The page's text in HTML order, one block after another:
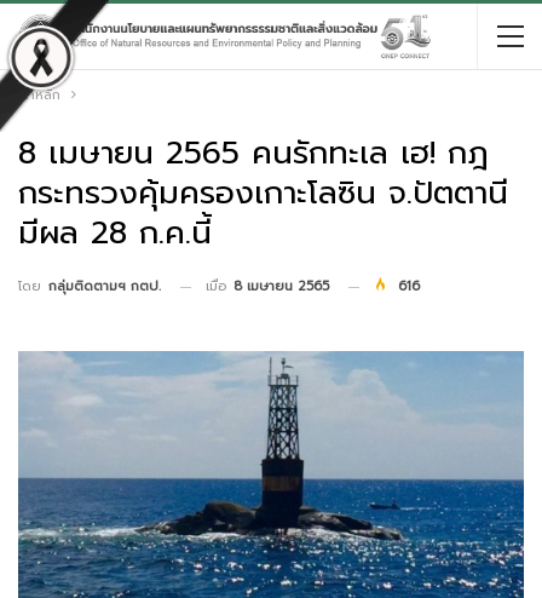
หน้าหลัก
8 เมษายน 2565 คนรักทะเล เฮ! กฎ
กระทรวงคุ้มครองเกาะโลซิน จ.ปัตตานี
มีผล 28 ก.ค.นี้
โดย กลุ่มติดตามฯ กตป. เมื่อ 8 เมษายน 2565 616